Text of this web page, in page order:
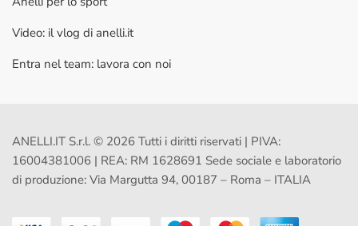
Video: il vlog di anelli.it
Entra nel team: lavora con noi
ANELLI.IT S.r.l. © 2026 Tutti i diritti riservati | PIVA:
16004381006 | REA: RM 1628691 Sede sociale e laboratorio
di produzione: Via Margutta 94, 00187 – Roma – ITALIA